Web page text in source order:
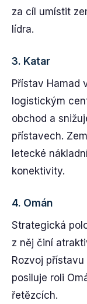
za cíl umístit
lídra.
3. Katar
Přístav Hamad
logistickým
obchod a
přístavech.
letecké
konektivity.
4. Omán
Strategická
z něj činí
Rozvoj
posiluje roli
řetězcích.